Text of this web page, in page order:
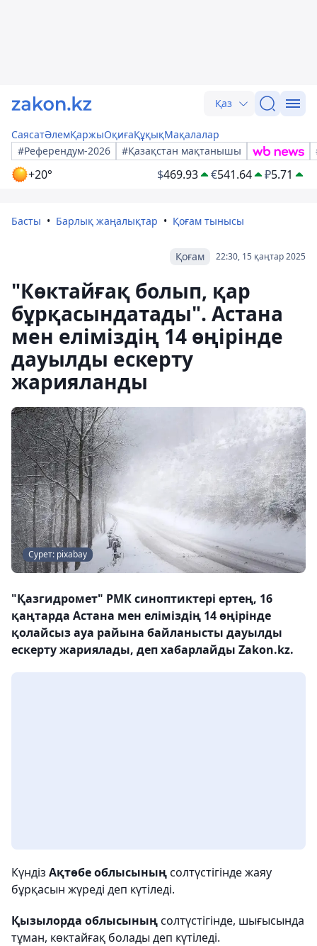
Қаз
СаясатӘлемҚаржыОқиғаҚұқықМақалалар
#Референдум-2026
#Қазақстан мақтанышы
+20° $469.93 €541.64 ₽5.71
Басты Барлық жаңалықтар Қоғам тынысы
22:30, 15 қаңтар 2025
Қоғам
"Көктайғақ болып, қар
бұрқасындатады". Астана
мен еліміздің 14 өңірінде
дауылды ескерту
жарияланды
Сурет: pixabay
"Қазгидромет" РМК синоптиктері ертең, 16
қаңтарда Астана мен еліміздің 14 өңірінде
қолайсыз ауа райына байланысты дауылды
ескерту жариялады, деп хабарлайды Zakon.kz.
Күндіз Ақтөбе облысыныңсолтүстігінде жаяу
бұрқасын жүреді деп күтіледі.
Қызылорда облысыныңсолтүстігінде, шығысында
тұман, көктайғақ болады деп күтіледі.